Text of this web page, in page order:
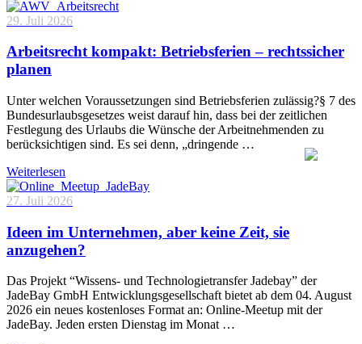
29. Juli 2026
Arbeitsrecht kompakt: Betriebsferien – rechtssicher
planen
Unter welchen Voraussetzungen sind Betriebsferien zulässig?§ 7 des
Bundesurlaubsgesetzes weist darauf hin, dass bei der zeitlichen
Festlegung des Urlaubs die Wünsche der Arbeitnehmenden zu
berücksichtigen sind. Es sei denn, „dringende …
Weiterlesen
27. Juli 2026
Ideen im Unternehmen, aber keine Zeit, sie
anzugehen?
Das Projekt “Wissens- und Technologietransfer Jadebay” der
JadeBay GmbH Entwicklungsgesellschaft bietet ab dem 04. August
2026 ein neues kostenloses Format an: Online-Meetup mit der
JadeBay. Jeden ersten Dienstag im Monat …